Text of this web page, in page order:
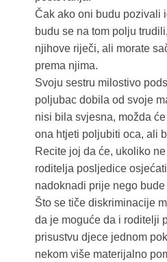
Čak ako oni budu pozivali
budu se na tom polju
njihove riječi, ali morate
prema njima.
Svoju sestru milostivo
poljubac dobila od svoje
nisi bila svjesna, možda
ona htjeti poljubiti oca, ali
Recite joj da će, ukoliko
roditelja posljedice
nadoknadi prije nego bude
Što se tiče diskriminacije
da je moguće da i roditelji
prisustvu djece jednom
nekom više materijalno